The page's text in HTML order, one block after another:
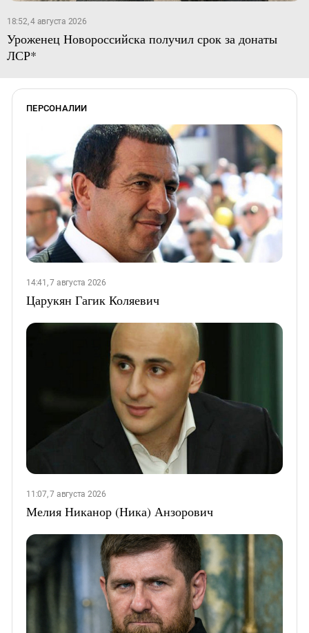
18:52, 4 августа 2026
Уроженец Новороссийска получил срок за донаты
ЛСР*
ПЕРСОНАЛИИ
14:41, 7 августа 2026
Царукян Гагик Коляевич
11:07, 7 августа 2026
Мелия Никанор (Ника) Анзорович